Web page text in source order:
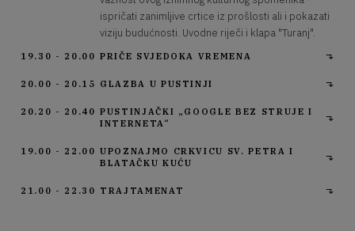
ispričati zanimljive crtice iz prošlosti ali i pokazati
viziju budućnosti. Uvodne riječi i klapa "Turanj".
19.30 - 20.00 PRIČE SVJEDOKA VREMENA
20.00 - 20.15 GLAZBA U PUSTINJI
20.20 - 20.40 PUSTINJAČKI „GOOGLE BEZ STRUJE I
INTERNETA“
19.00 - 22.00 UPOZNAJMO CRKVICU SV. PETRA I
BLATAČKU KUĆU
21.00 - 22.30 TRAJTAMENAT